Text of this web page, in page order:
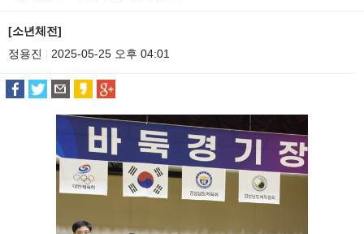
[소년체전]
정용진
2025-05-25 오후 04:01